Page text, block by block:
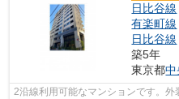
日比谷線
有楽町線
日比谷線
築5年
東京都中
2沿線利用可能なマンションです。